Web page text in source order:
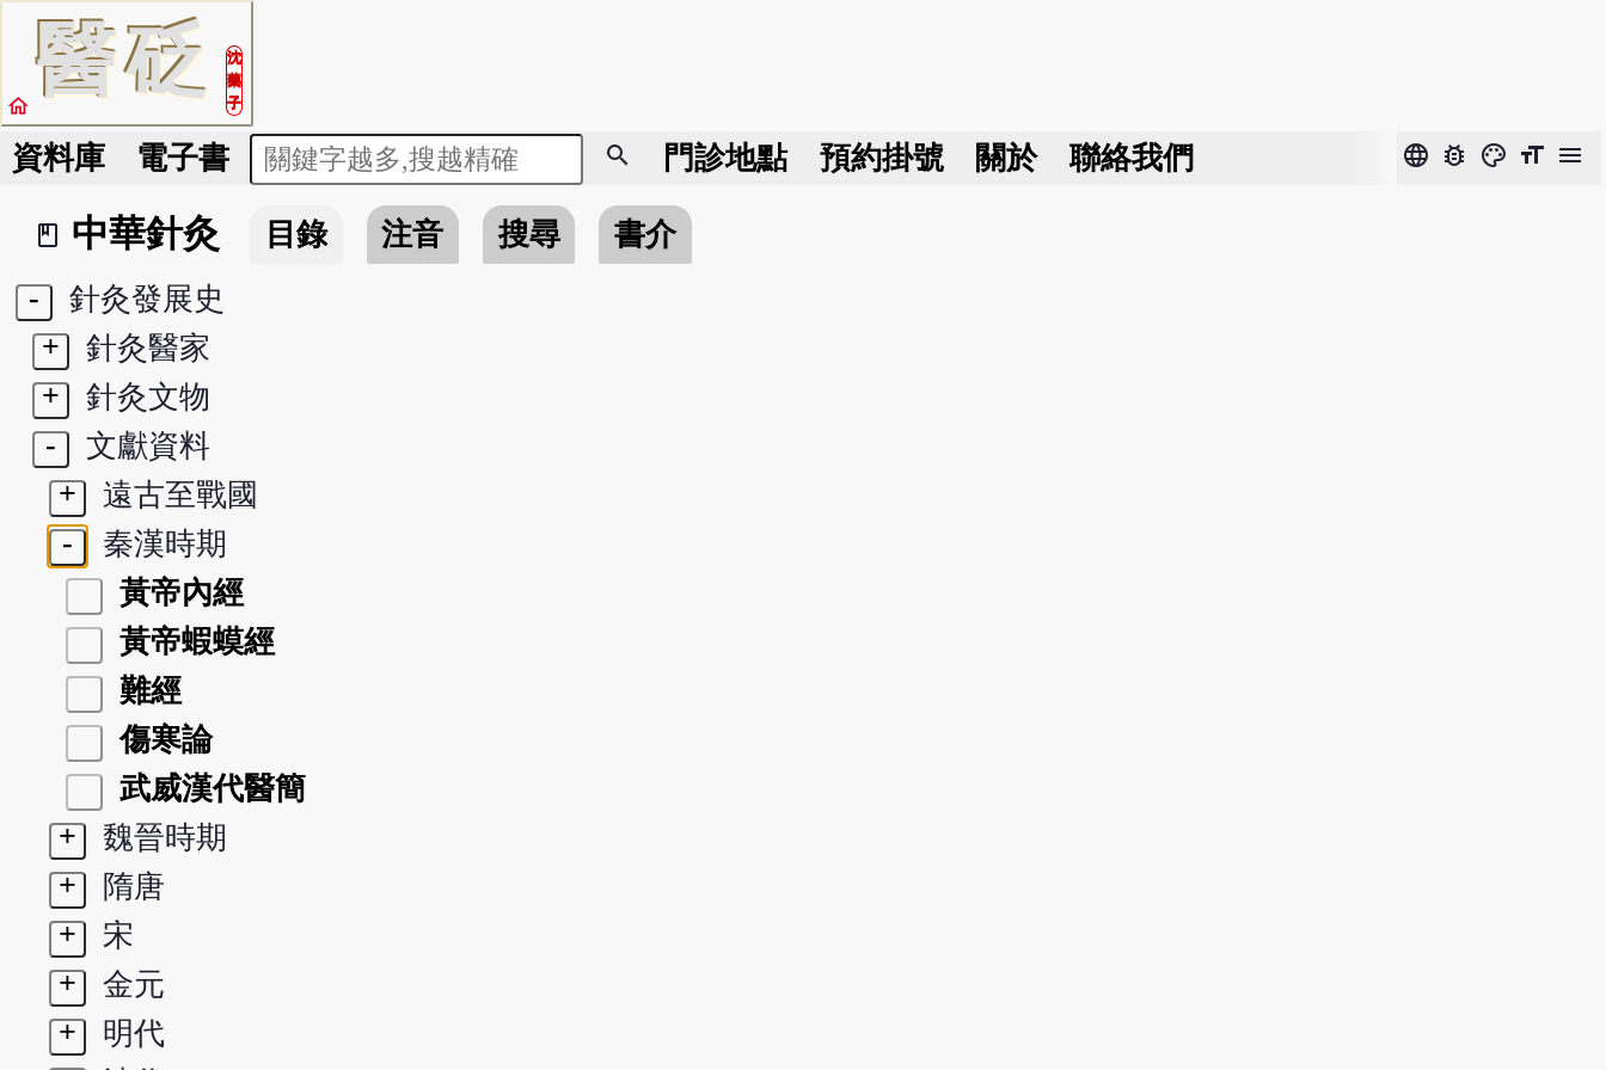
醫砭
沈
藥
子
home
資料庫 電子書 search 門診地點 預約掛號 關於 聯絡我們 language bug_report color_lens format_size menu
book_2
中華針灸 目錄 注音 搜尋
書介
-
針灸發展史
+
針灸醫家
+
針灸文物
-
文獻資料
+
遠古至戰國
-
秦漢時期
黃帝內經
黃帝蝦蟆經
難經
傷寒論
武威漢代醫簡
+
魏晉時期
+
隋唐
+
宋
+
金元
+
明代